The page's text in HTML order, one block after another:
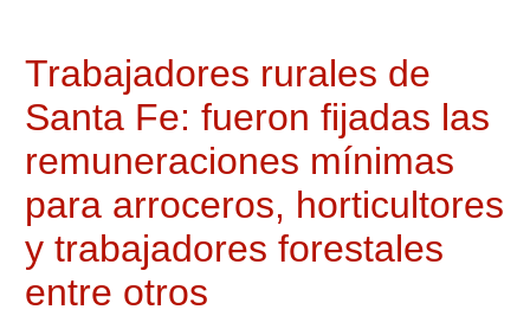
Trabajadores rurales de
Santa Fe: fueron fijadas las
remuneraciones mínimas
para arroceros, horticultores
y trabajadores forestales
entre otros